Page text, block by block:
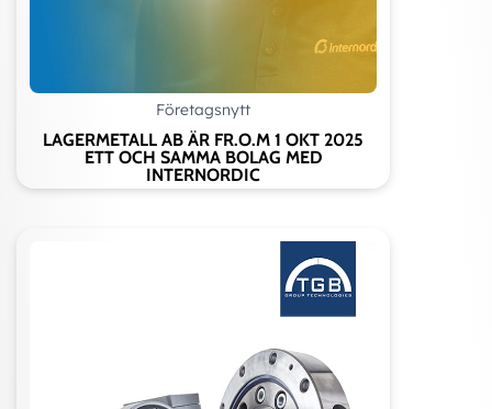
Företagsnytt
LAGERMETALL AB ÄR FR.O.M 1 OKT 2025
ETT OCH SAMMA BOLAG MED
INTERNORDIC